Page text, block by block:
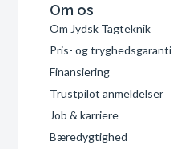
Om os
Om Jydsk Tagteknik
Pris- og tryghedsgaranti
Finansiering
Trustpilot anmeldelser
Job & karriere
Bæredygtighed